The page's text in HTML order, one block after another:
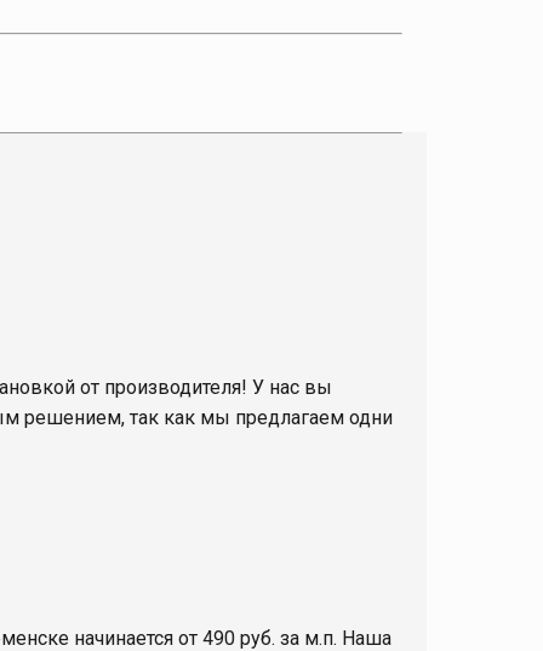
от производителя! У нас вы
решением, так как мы предлагаем одни
начинается от 490 руб. за м.п. Наша